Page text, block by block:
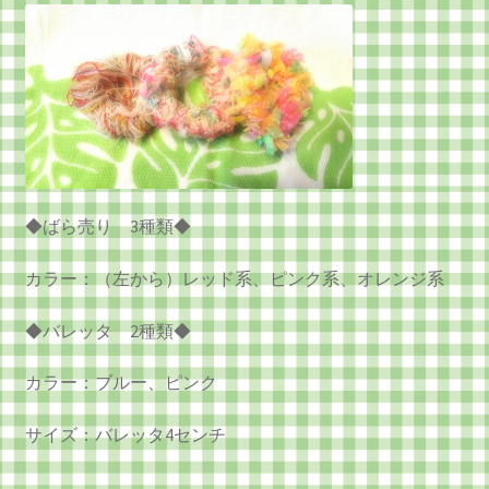
◆ばら売り 3種類◆
カラー：（左から）レッド系、ピンク系、オレンジ系
◆バレッタ 2種類◆
カラー：ブルー、ピンク
サイズ：バレッタ4センチ